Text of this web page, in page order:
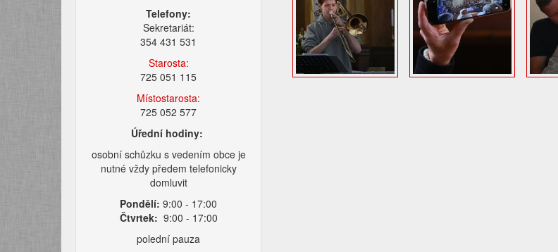
Telefony:
Sekretariát:
354 431 531
Starosta:
725 051 115
Místostarosta:
725 052 577
Úřední hodiny:
osobní schůzku s vedením obce je
nutné vždy předem telefonicky
domluvit
Pondělí: 9:00 - 17:00
Čtvrtek: 9:00 - 17:00
polední pauza